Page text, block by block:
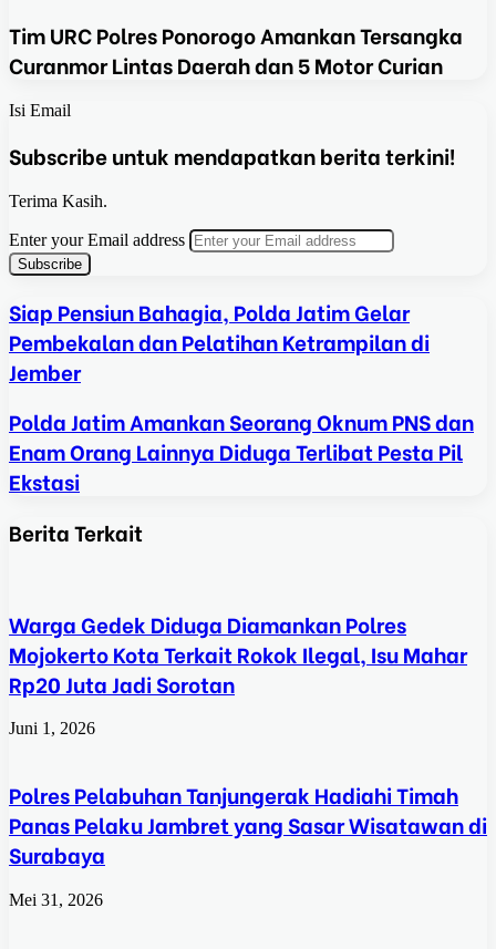
Tim URC Polres Ponorogo Amankan Tersangka
Curanmor Lintas Daerah dan 5 Motor Curian
Isi Email
Subscribe untuk mendapatkan berita terkini!
Terima Kasih.
Enter your Email address
Siap Pensiun Bahagia, Polda Jatim Gelar
Pembekalan dan Pelatihan Ketrampilan di
Jember
Polda Jatim Amankan Seorang Oknum PNS dan
Enam Orang Lainnya Diduga Terlibat Pesta Pil
Ekstasi
Berita Terkait
Warga Gedek Diduga Diamankan Polres
Mojokerto Kota Terkait Rokok Ilegal, Isu Mahar
Rp20 Juta Jadi Sorotan
Juni 1, 2026
Polres Pelabuhan Tanjungerak Hadiahi Timah
Panas Pelaku Jambret yang Sasar Wisatawan di
Surabaya
Mei 31, 2026